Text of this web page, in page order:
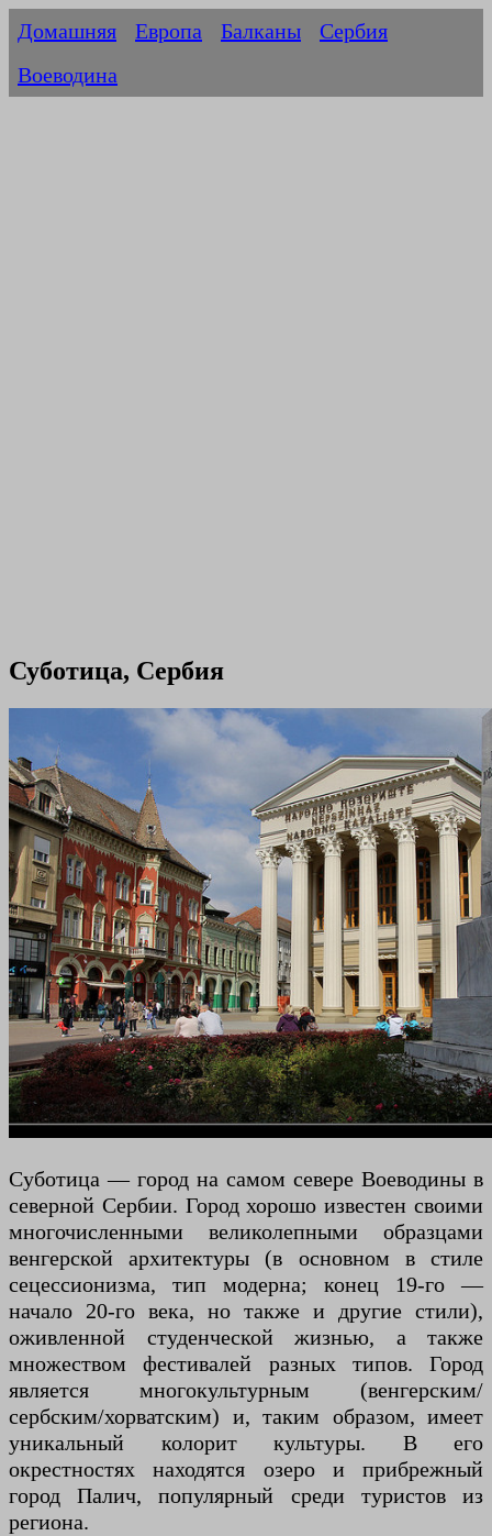
Домашняя Европа Балканы
Сербия
Воеводина
Суботица, Сербия
Суботица — город на самом севере Воеводины в
северной Сербии. Город хорошо известен своими
многочисленными великолепными образцами
венгерской архитектуры (в основном в стиле
сецессионизма, тип модерна; конец 19-го —
начало 20-го века, но также и другие стили),
оживленной студенческой жизнью, а также
множеством фестивалей разных типов. Город
является многокультурным (венгерским/
сербским/хорватским) и, таким образом, имеет
уникальный колорит культуры. В его
окрестностях находятся озеро и прибрежный
город Палич, популярный среди туристов из
региона.